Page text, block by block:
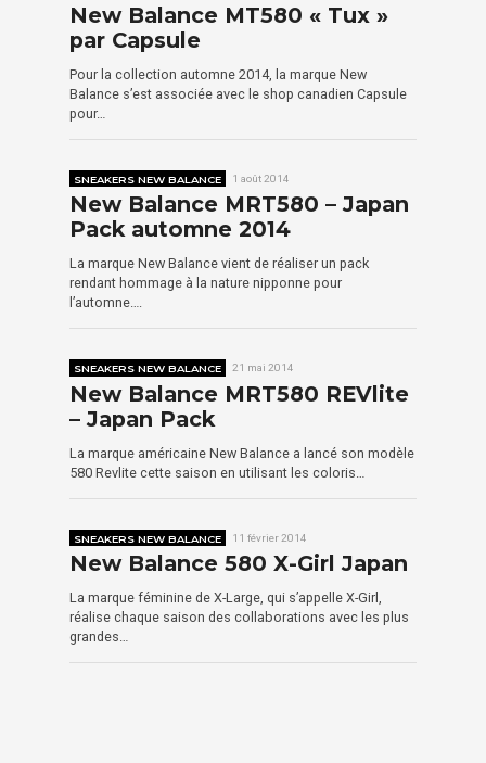
New Balance MT580 « Tux »
par Capsule
Pour la collection automne 2014, la marque New
Balance s’est associée avec le shop canadien Capsule
pour…
SNEAKERS NEW BALANCE 1 août 2014
New Balance MRT580 – Japan
Pack automne 2014
La marque New Balance vient de réaliser un pack
rendant hommage à la nature nipponne pour
l’automne….
SNEAKERS NEW BALANCE 21 mai 2014
New Balance MRT580 REVlite
– Japan Pack
La marque américaine New Balance a lancé son modèle
580 Revlite cette saison en utilisant les coloris…
SNEAKERS NEW BALANCE 11 février 2014
New Balance 580 X-Girl Japan
La marque féminine de X-Large, qui s’appelle X-Girl,
réalise chaque saison des collaborations avec les plus
grandes…